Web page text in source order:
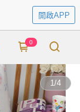
開啟APP
0
1/4